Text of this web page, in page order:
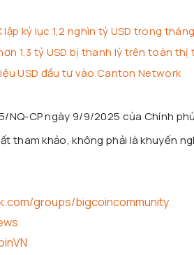
kỷ lục 1,2 nghìn tỷ USD trong
1,3 tỷ USD bị thanh lý trên toàn thị
USD đầu tư vào Canton Network
NQ-CP ngày 9/9/2025 của Chính
tham khảo, không phải là khuyến
groups/bigcoincommunity